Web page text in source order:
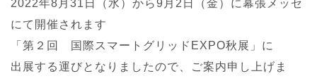
2022年8月31日（水）から9月2日（金）に幕張メッセ
にて開催されます
「第２回 国際スマートグリッドEXPO秋展」に
出展する運びとなりましたので、ご案内申し上げま